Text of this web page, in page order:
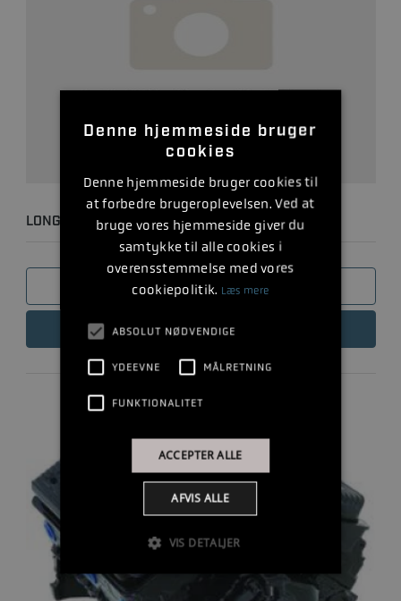
LONGBLOCK 6.2L NY
SAMMENLIGN
LÆS MERE
Denne hjemmeside bruger
cookies
Denne hjemmeside bruger cookies til
at forbedre brugeroplevelsen. Ved at
bruge vores hjemmeside giver du
samtykke til alle cookies i
overensstemmelse med vores
cookiepolitik. Læs mere
ABSOLUT NØDVENDIGE
YDEEVNE MÅLRETNING
FUNKTIONALITET
ACCEPTER ALLE
AFVIS ALLE
VIS DETALJER